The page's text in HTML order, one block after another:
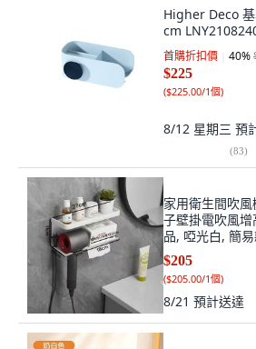
Higher Deco
cm
首購折扣價 40%
$225
($225.00/1個)
8/12 星期三 預
(83)
家用衛生間吹
子壁掛電吹風
品, 啞光白, 簡
$205
($205.00/1個)
8/21 預計送達